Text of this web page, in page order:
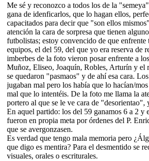
Me sé y reconozco a todos los de la
gana de idenficarlos, que lo hagan ellos,
capacitados para decir que "son ellos
atención la cara de sorpresa que tienen
futbolistas; estoy convencido de que enfrente
equipos, el del 59, del que yo era reserva de
imberbes de la foto vieron posar enfrente a
Muñoz, Eliseo, Joaquín, Robles, Arturín y el
se quedaron "pasmaos" y de ahí esa cara.
jugaban mal pero los había que lo hacían/
mal que lo intentéis. De la foto me llama la
portero al que se le ve cara de "desorientao",
En aquel partido: los del 59 ganamos 6 a 2 y
fueron en propia meta por órdenes del P.
que se avergonzasen.
Es verdad que tengo mala memoria pero
que digo es mentira? Para el desmentido se
visuales, orales o escriturales.